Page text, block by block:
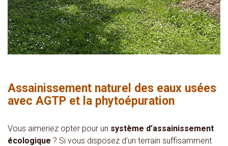
Assainissement naturel des eaux usées
avec AGTP et la phytoépuration
Vous aimeriez opter pour un système d’assainissement
écologique ? Si vous disposez d’un terrain suffisamment